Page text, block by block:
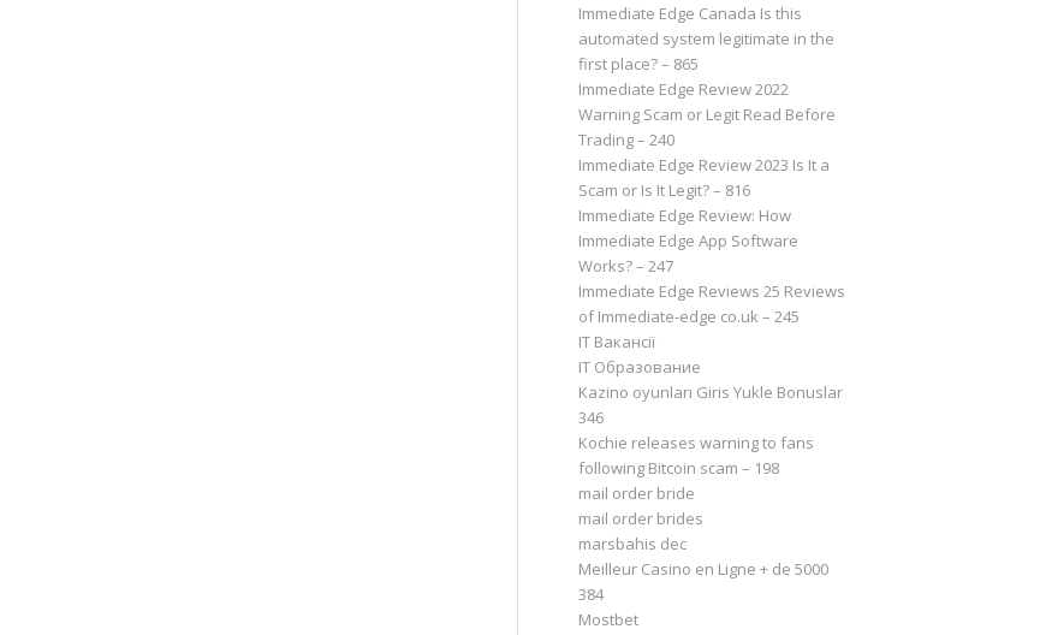
Immediate Edge Canada Is this
automated system legitimate in the
first place? – 865
Immediate Edge Review 2022
Warning Scam or Legit Read Before
Trading – 240
Immediate Edge Review 2023 Is It a
Scam or Is It Legit? – 816
Immediate Edge Review: How
Immediate Edge App Software
Works? – 247
Immediate Edge Reviews 25 Reviews
of Immediate-edge co.uk – 245
IT Вакансії
IT Образование
Kazino oyunları Giris Yukle Bonuslar
346
Kochie releases warning to fans
following Bitcoin scam – 198
mail order bride
mail order brides
marsbahis dec
Meilleur Casino en Ligne + de 5000
384
Mostbet